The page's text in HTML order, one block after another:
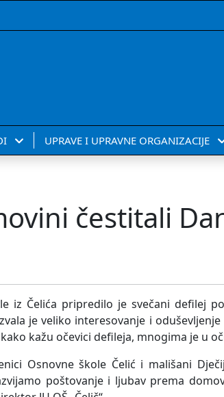
UPRAVE I UPRAVNE ORGANIZACIJE
čestitali
iz Čelića pripredilo je svečani defilej
je veliko interesovanje i
kažu očevici defileja, mnogima je u
Osnovne škole Čelić i mališani
poštovanje i ljubav prema